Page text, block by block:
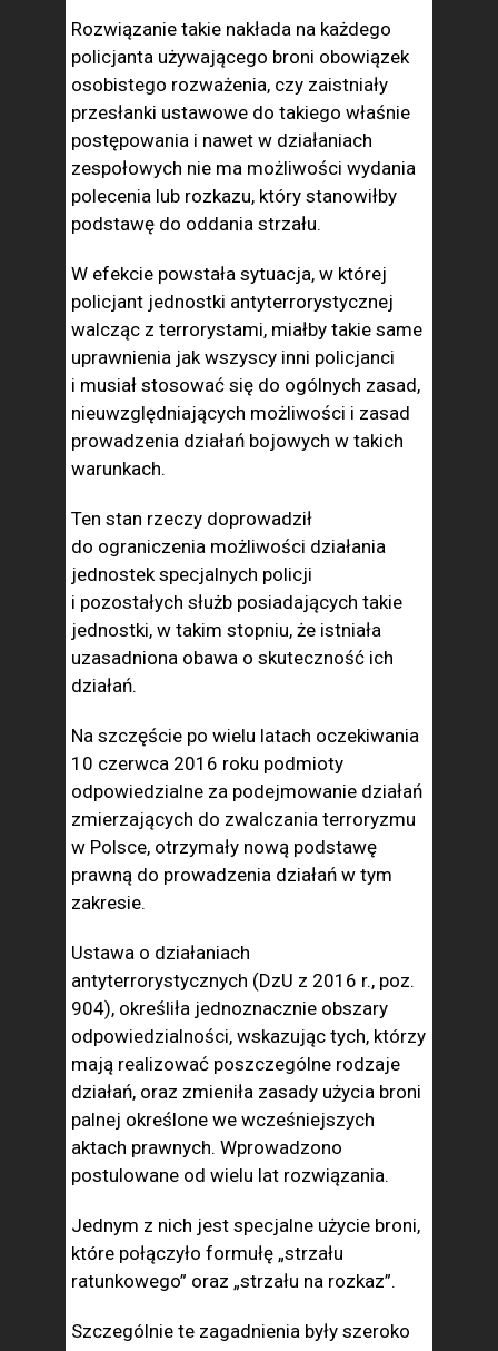
Rozwiązanie takie nakłada na każdego
policjanta używającego broni obowiązek
osobistego rozważenia, czy zaistniały
przesłanki ustawowe do takiego właśnie
postępowania i nawet w działaniach
zespołowych nie ma możliwości wydania
polecenia lub rozkazu, który stanowiłby
podstawę do oddania strzału.
W efekcie powstała sytuacja, w której
policjant jednostki antyterrorystycznej
walcząc z terrorystami, miałby takie same
uprawnienia jak wszyscy inni policjanci
i musiał stosować się do ogólnych zasad,
nieuwzględniających możliwości i zasad
prowadzenia działań bojowych w takich
warunkach.
Ten stan rzeczy doprowadził
do ograniczenia możliwości działania
jednostek specjalnych policji
i pozostałych służb posiadających takie
jednostki, w takim stopniu, że istniała
uzasadniona obawa o skuteczność ich
działań.
Na szczęście po wielu latach oczekiwania
10 czerwca 2016 roku podmioty
odpowiedzialne za podejmowanie działań
zmierzających do zwalczania terroryzmu
w Polsce, otrzymały nową podstawę
prawną do prowadzenia działań w tym
zakresie.
Ustawa o działaniach
antyterrorystycznych (DzU z 2016 r., poz.
904), określiła jednoznacznie obszary
odpowiedzialności, wskazując tych, którzy
mają realizować poszczególne rodzaje
działań, oraz zmieniła zasady użycia broni
palnej określone we wcześniejszych
aktach prawnych. Wprowadzono
postulowane od wielu lat rozwiązania.
Jednym z nich jest specjalne użycie broni,
które połączyło formułę „strzału
ratunkowego” oraz „strzału na rozkaz”.
Szczególnie te zagadnienia były szeroko